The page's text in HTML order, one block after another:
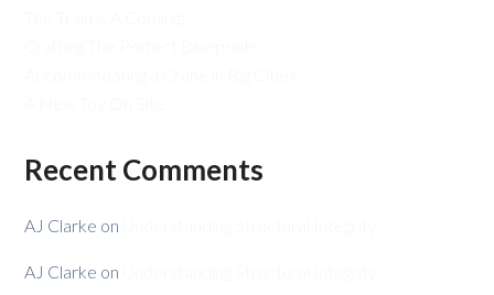
Recent Comments
AJ Clarke on
AJ Clarke on